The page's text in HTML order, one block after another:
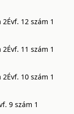
2Évf. 12 szám 1
2Évf. 11 szám 1
2Évf. 10 szám 1
9 szám 1